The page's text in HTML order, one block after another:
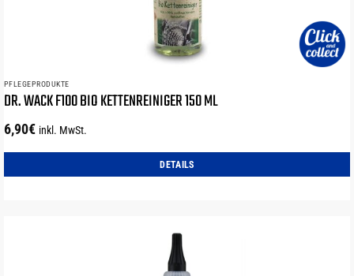
PFLEGEPRODUKTE
DR. WACK F100 BIO KETTENREINIGER 150 ML
6,90€ inkl. MwSt.
DETAILS